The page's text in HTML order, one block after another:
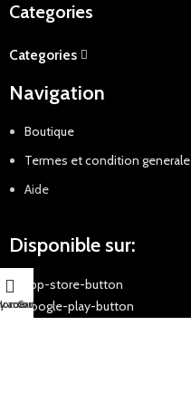
Categories
Categories
Navigation
Boutique
Termes et condition generale
Aide
Disponible sur:
account
Cart